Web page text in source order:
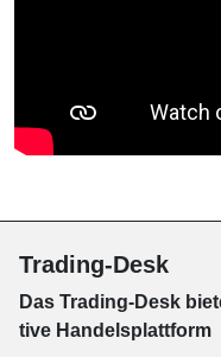
Trading-Desk
Das Trading-Desk
tive Han­dels­platt­form